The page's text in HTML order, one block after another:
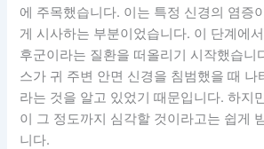
에 주목했습니다. 이는 특정 신경의 염증
게 시사하는 부분이었습니다. 이 단계에
후군이라는 질환을 떠올리기 시작했습니
스가 귀 주변 안면 신경을 침범했을 때 나
라는 것을 알고 있었기 때문입니다. 하지
이 그 정도까지 심각할 것이라고는 쉽게
니다.